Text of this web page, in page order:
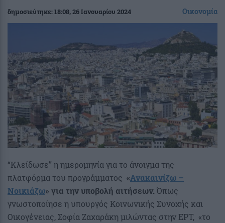
δημοσιεύτηκε:18:08, 26 Ιανουαρίου 2024 Οικονομία
“Κλείδωσε” η ημερομηνία για το άνοιγμα της
πλατφόρμα του προγράμματος «Ανακαινίζω –
Νοικιάζω» για την υποβολή αιτήσεων. Όπως
γνωστοποίησε η υπουργός Κοινωνικής Συνοχής και
Οικογένειας, Σοφία Ζαχαράκη μιλώντας στην ΕΡΤ, «το